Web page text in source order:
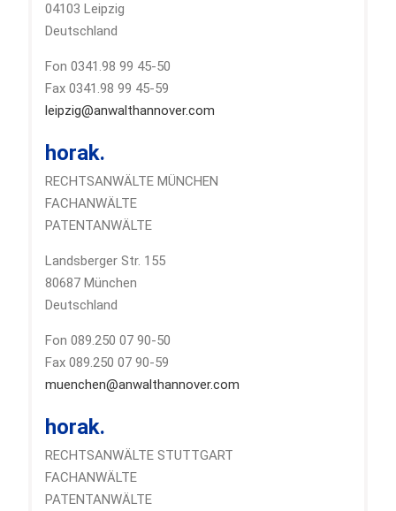
04103 Leipzig
Deutschland
Fon 0341.98 99 45-50
Fax 0341.98 99 45-59
leipzig@anwalthannover.com
horak.
RECHTSANWÄLTE MÜNCHEN
FACHANWÄLTE
PATENTANWÄLTE
Landsberger Str. 155
80687 München
Deutschland
Fon 089.250 07 90-50
Fax 089.250 07 90-59
muenchen@anwalthannover.com
horak.
RECHTSANWÄLTE STUTTGART
FACHANWÄLTE
PATENTANWÄLTE